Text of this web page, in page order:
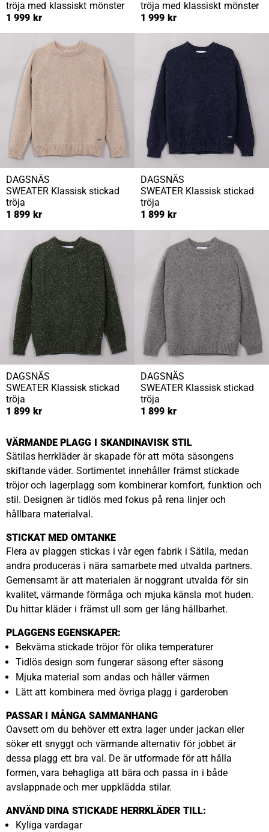
tröja med klassiskt mönster
1 999 kr
tröja med klassiskt mönster
1 999 kr
DAGSNÄS
SWEATER Klassisk stickad
tröja
1 899 kr
DAGSNÄS
SWEATER Klassisk stickad
tröja
1 899 kr
DAGSNÄS
SWEATER Klassisk stickad
tröja
1 899 kr
DAGSNÄS
SWEATER Klassisk stickad
tröja
1 899 kr
VÄRMANDE PLAGG I SKANDINAVISK STIL
Sätilas herrkläder är skapade för att möta säsongens
skiftande väder. Sortimentet innehåller främst stickade
tröjor och lagerplagg som kombinerar komfort, funktion och
stil. Designen är tidlös med fokus på rena linjer och
hållbara materialval.
STICKAT MED OMTANKE
Flera av plaggen stickas i vår egen fabrik i Sätila, medan
andra produceras i nära samarbete med utvalda partners.
Gemensamt är att materialen är noggrant utvalda för sin
kvalitet, värmande förmåga och mjuka känsla mot huden.
Du hittar kläder i främst ull som ger lång hållbarhet.
PLAGGENS EGENSKAPER:
Bekväma stickade tröjor för olika temperaturer
Tidlös design som fungerar säsong efter säsong
Mjuka material som andas och håller värmen
Lätt att kombinera med övriga plagg i garderoben
PASSAR I MÅNGA SAMMANHANG
Oavsett om du behöver ett extra lager under jackan eller
söker ett snyggt och värmande alternativ för jobbet är
dessa plagg ett bra val. De är utformade för att hålla
formen, vara behagliga att bära och passa in i både
avslappnade och mer uppklädda stilar.
ANVÄND DINA STICKADE HERRKLÄDER TILL:
Kyliga vardagar